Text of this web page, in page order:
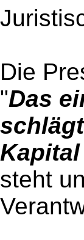
Die
"Das
steht